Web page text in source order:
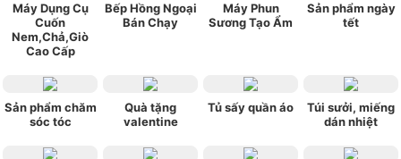
Máy Dụng Cụ
Cuốn
Nem,Chả,Giò
Cao Cấp
Bếp Hồng Ngoại
Bán Chạy
Máy Phun
Sương Tạo Ẩm
Sản phẩm ngày
tết
Sản phẩm chăm
sóc tóc
Quà tặng
valentine
Tủ sấy quần áo
Túi sưởi, miếng
dán nhiệt